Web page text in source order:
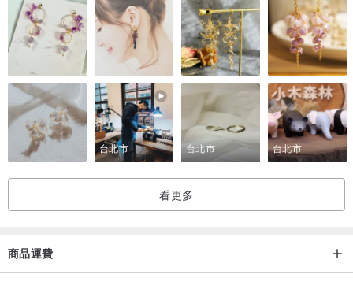
台北市 台北市 台北市
看更多
商品運費